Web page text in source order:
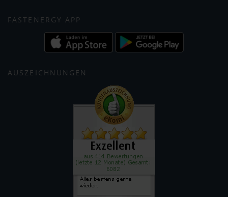
FASTENERGY APP
AUSZEICHNUNGEN